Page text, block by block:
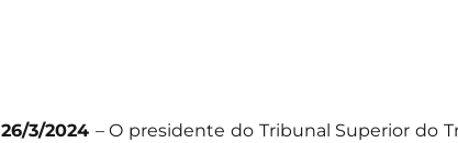
26/3/2024 – O presidente do Tribunal Superior do